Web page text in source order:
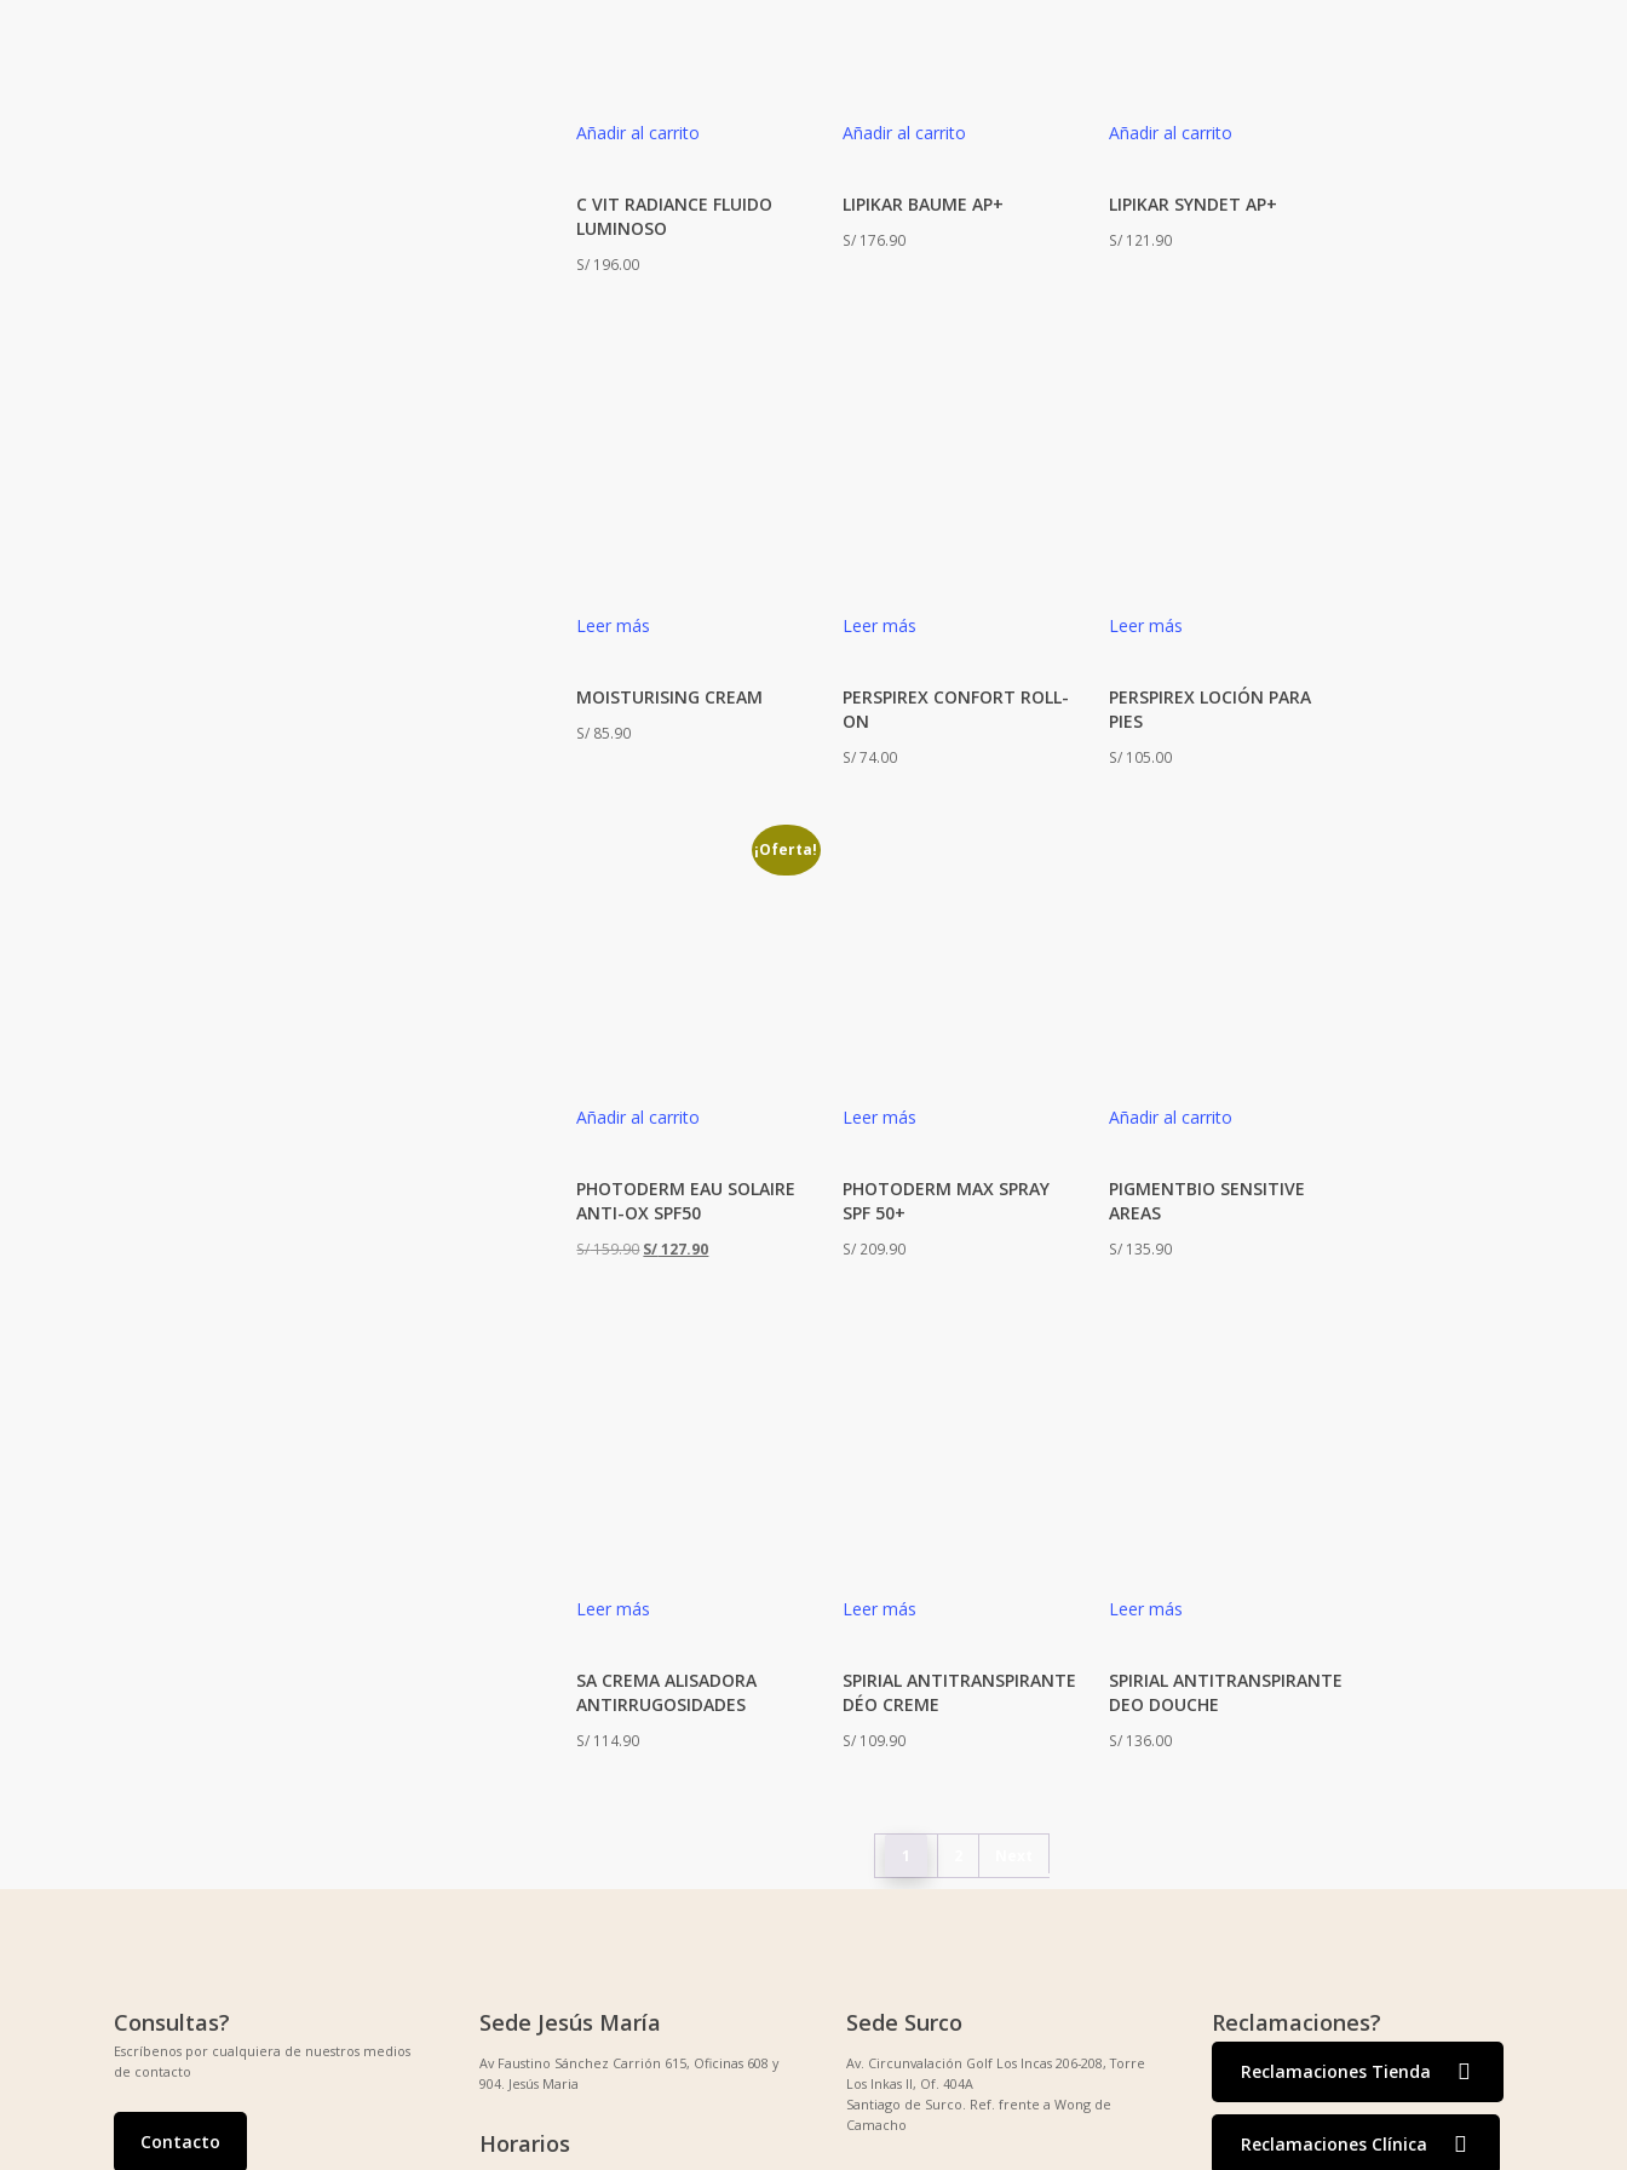
Añadir al carrito
C VIT RADIANCE FLUIDO
LUMINOSO
S/ 196.00
Añadir al carrito
LIPIKAR BAUME AP+
S/176.90
Añadir al carrito
LIPIKAR SYNDET AP+
S/121.90
Leer más
MOISTURISING CREAM
S/ 85.90
Leer más
PERSPIREX CONFORT ROLL-
ON
S/74.00
Leer más
PERSPIREX LOCIÓN PARA
PIES
S/105.00
¡Oferta!
Añadir al carrito
PHOTODERM EAU SOLAIRE
ANTI-OX SPF50
S/159.90 El
S/127.90El
Leer más
PHOTODERM MAX SPRAY
SPF 50+
S/209.90
Añadir al carrito
PIGMENTBIO SENSITIVE
AREAS
S/135.90
Leer más
SA CREMA ALISADORA
ANTIRRUGOSIDADES
S/ 114.90
Leer más
SPIRIAL ANTITRANSPIRANTE
DÉO CREME
S/109.90
Leer más
SPIRIAL ANTITRANSPIRANTE
DEO DOUCHE
S/136.00
1
Consultas?
Escríbenos por cualquiera de nuestros medios
de contacto
Contacto
Sede Jesús María
Av Faustino Sánchez Carrión 615, Oficinas 608 y
904. Jesús Maria
Horarios
Sede Surco
Av. Circunvalación Golf Los Incas 206-208, Torre
Los Inkas II, Of. 404A
Santiago de Surco. Ref. frente a Wong de
Camacho
Reclamaciones?
Reclamaciones Tienda
Reclamaciones Clínica